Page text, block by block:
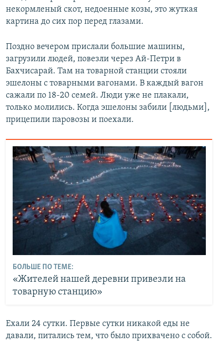
некормленый скот, недоенные козы, это жуткая
картина до сих пор перед глазами.
Поздно вечером прислали большие машины,
загрузили людей, повезли через Ай-Петри в
Бахчисарай. Там на товарной станции стояли
эшелоны с товарными вагонами. В каждый вагон
сажали по 18-20 семей. Люди уже не плакали,
только молились. Когда эшелоны забили [людьми],
прицепили паровозы и поехали.
БОЛЬШЕ ПО ТЕМЕ:
«Жителей нашей деревни привезли на
товарную станцию»
Ехали 24 сутки. Первые сутки никакой еды не
давали, питались тем, что было прихвачено с собой.